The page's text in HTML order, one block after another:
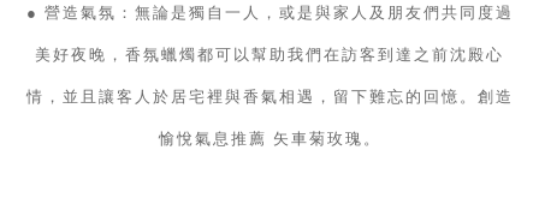
● 營造氣氛：無論是獨自一人，或是與家人及朋友們共同度過
美好夜晚，香氛蠟燭都可以幫助我們在訪客到達之前沈殿心
情，並且讓客人於居宅裡與香氣相遇，留下難忘的回憶。創造
愉悅氣息推薦 矢車菊玫瑰。